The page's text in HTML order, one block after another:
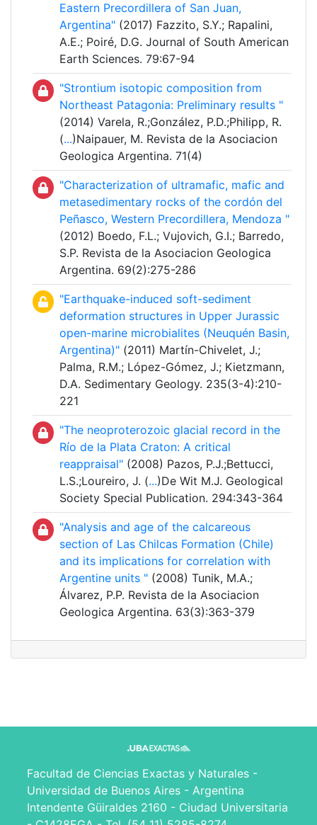
Eastern Precordillera of San Juan,
Argentina" (2017) Fazzito, S.Y.; Rapalini,
A.E.; Poiré, D.G. Journal of South American
Earth Sciences. 79:67-94
"Strontium isotopic composition from
Northeast Patagonia: Preliminary results "
(2014) Varela, R.;González, P.D.;Philipp, R.
(...)Naipauer, M. Revista de la Asociacion
Geologica Argentina. 71(4)
"Characterization of ultramafic, mafic and
metasedimentary rocks of the cordón del
Peñasco, Western Precordillera, Mendoza "
(2012) Boedo, F.L.; Vujovich, G.I.; Barredo,
S.P. Revista de la Asociacion Geologica
Argentina. 69(2):275-286
"Earthquake-induced soft-sediment
deformation structures in Upper Jurassic
open-marine microbialites (Neuquén Basin,
Argentina)" (2011) Martín-Chivelet, J.;
Palma, R.M.; López-Gómez, J.; Kietzmann,
D.A. Sedimentary Geology. 235(3-4):210-
221
"The neoproterozoic glacial record in the
Río de la Plata Craton: A critical
reappraisal" (2008) Pazos, P.J.;Bettucci,
L.S.;Loureiro, J. (...)De Wit M.J. Geological
Society Special Publication. 294:343-364
"Analysis and age of the calcareous
section of Las Chilcas Formation (Chile)
and its implications for correlation with
Argentine units " (2008) Tunik, M.A.;
Álvarez, P.P. Revista de la Asociacion
Geologica Argentina. 63(3):363-379
Facultad de Ciencias Exactas y Naturales -
Universidad de Buenos Aires - Argentina
Intendente Güiraldes 2160 - Ciudad Universitaria